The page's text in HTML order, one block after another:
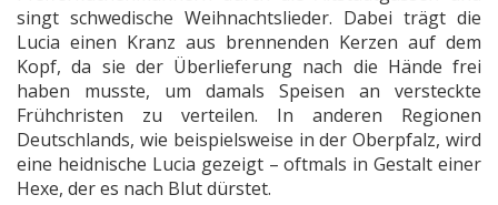
singt schwedische Weihnachtslieder. Dabei trägt die
Lucia einen Kranz aus brennenden Kerzen auf dem
Kopf, da sie der Überlieferung nach die Hände frei
haben musste, um damals Speisen an versteckte
Frühchristen zu verteilen. In anderen Regionen
Deutschlands, wie beispielsweise in der Oberpfalz, wird
eine heidnische Lucia gezeigt – oftmals in Gestalt einer
Hexe, der es nach Blut dürstet.